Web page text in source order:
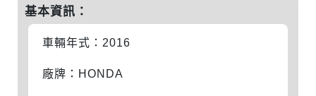
基本資訊：
車輛年式：2016
廠牌：HONDA